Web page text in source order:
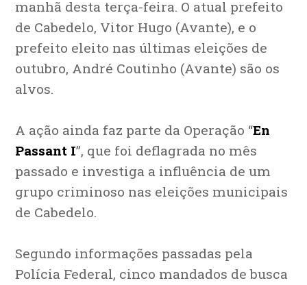
manhã desta terça-feira. O atual prefeito
de Cabedelo, Vitor Hugo (Avante), e o
prefeito eleito nas últimas eleições de
outubro, André Coutinho (Avante) são os
alvos.
A ação ainda faz parte da Operação “En
Passant I”, que foi deflagrada no mês
passado e investiga a influência de um
grupo criminoso nas eleições municipais
de Cabedelo.
Segundo informações passadas pela
Polícia Federal, cinco mandados de busca